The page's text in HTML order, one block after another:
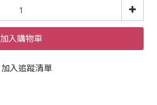
加入購物車
加入追蹤清單